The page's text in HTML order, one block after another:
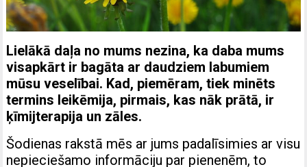
Lielākā daļa no mums nezina, ka daba mums
visapkārt ir bagāta ar daudziem labumiem
mūsu veselībai. Kad, piemēram, tiek minēts
termins leikēmija, pirmais, kas nāk prātā, ir
ķīmijterapija un zāles.
Šodienas rakstā mēs ar jums padalīsimies ar visu
nepieciešamo informāciju par pienenēm, to